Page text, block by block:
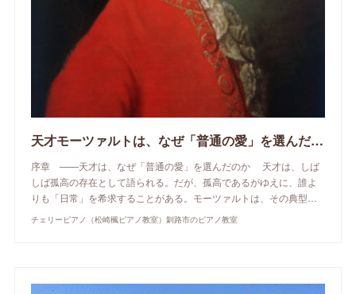
天才モーツァルトは、なぜ「普通の愛」を選んだのか
序章 ——天才は、なぜ「普通の愛」を選んだのか 天才は、しば
しば孤高の存在として語られる。だが、孤高であるがゆえに、誰よ
りも「日常」を希求することがある。モーツァルトは、その典型…
チェリーピアノ（松崎楓ピアノ教室）釧路市のピアノ教室